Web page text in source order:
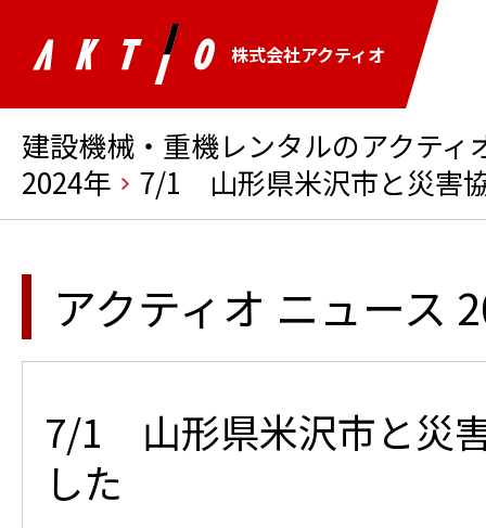
株式会社アクティオ
建設機械・重機レンタルのアクティ
2024年
7/1 山形県米沢市と災害
アクティオ ニュース
7/1 山形県米沢市と災
した